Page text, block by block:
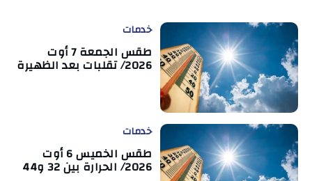
خدمات
طقس الجمعة 7 أوت
2026/ تقلبات بعد الظهيرة
خدمات
طقس الخميس 6 أوت
2026/ الحرارة بين 32 و44